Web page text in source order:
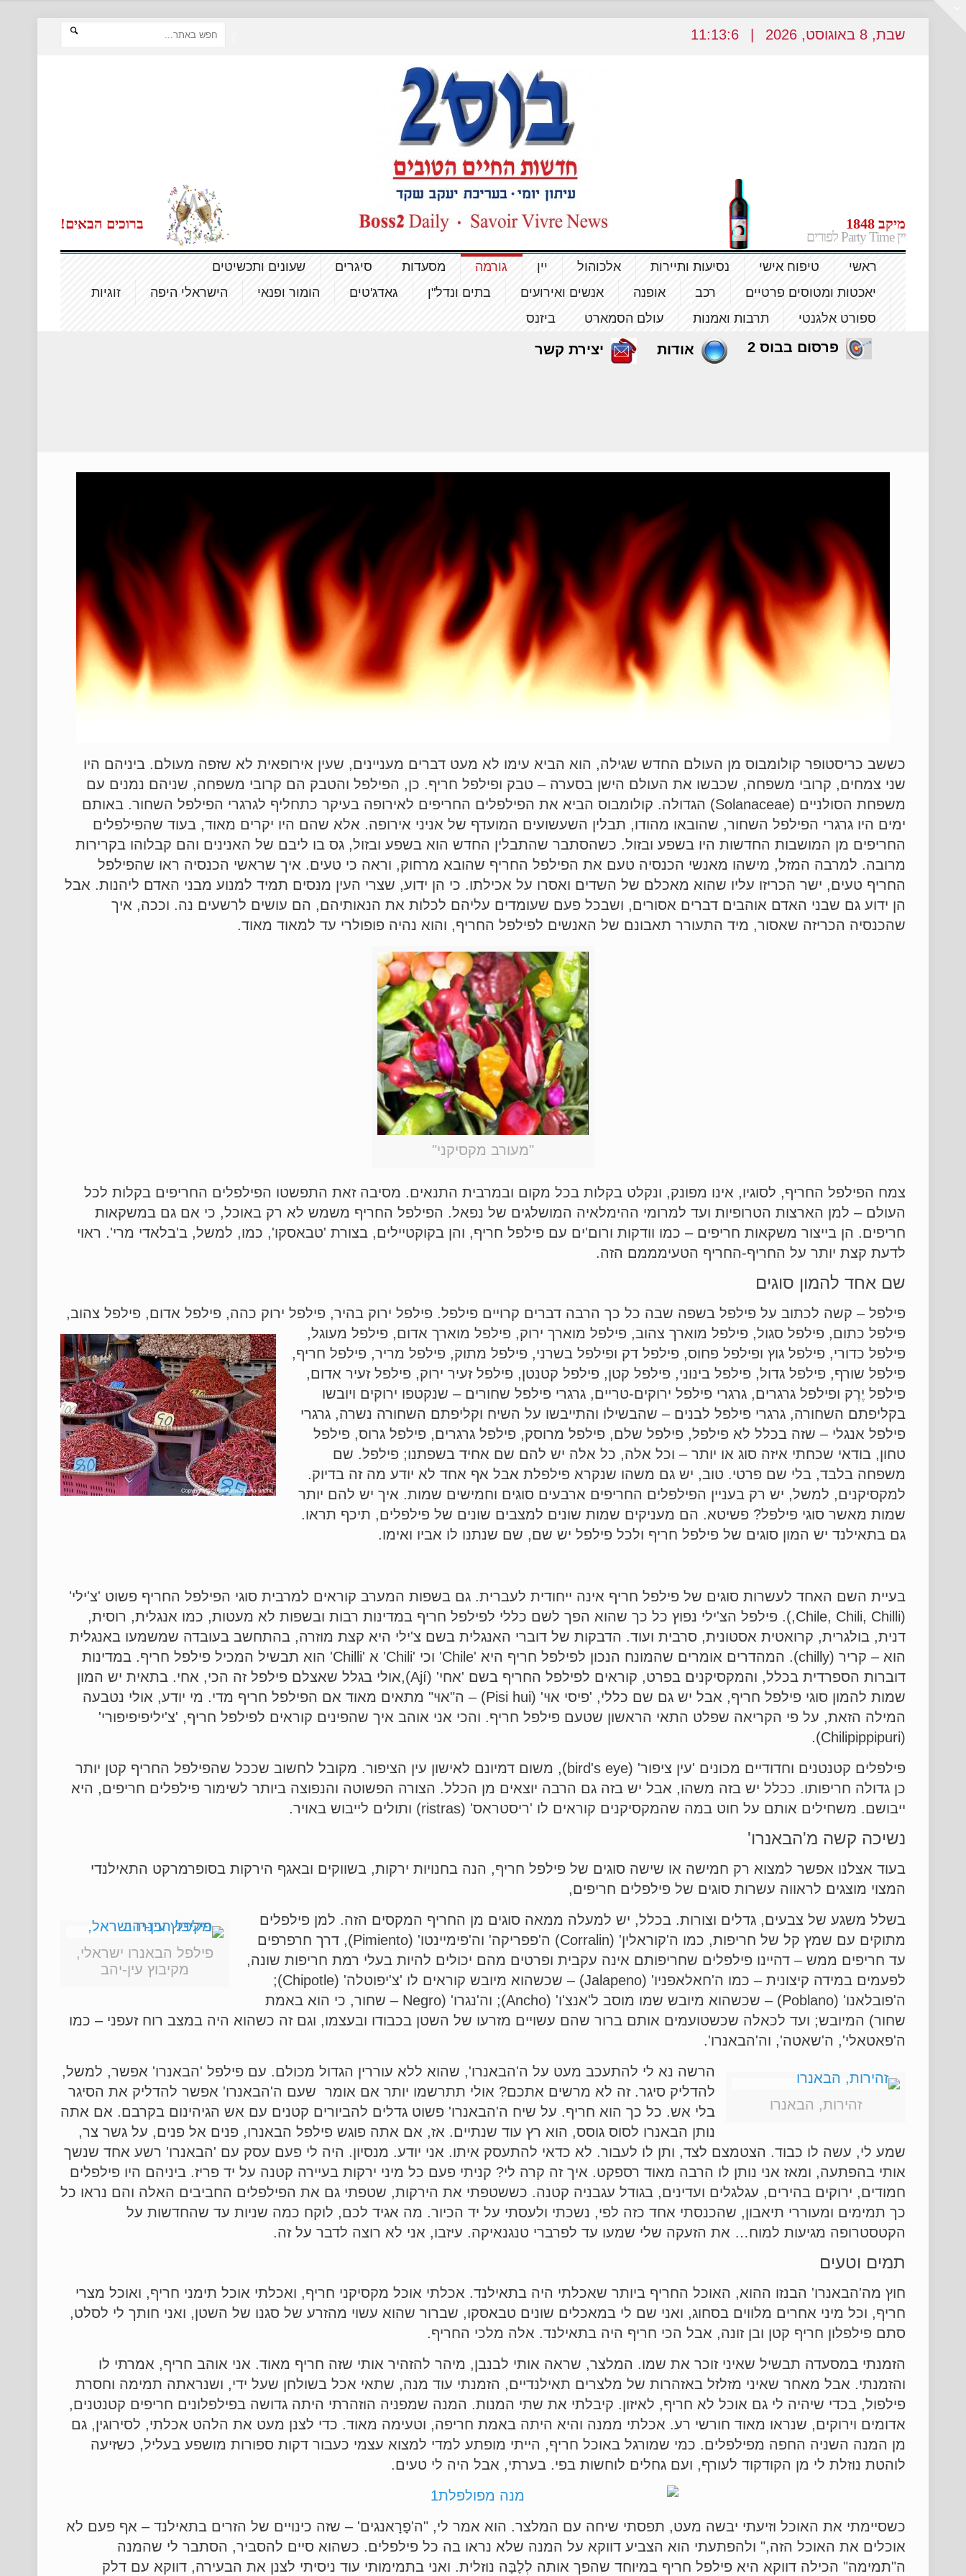
שבת, 8 באוגוסט, 2026
:13:8
ברוכים הבאים! מיקב 1848
יין Party Time לפורים
ראשי טיפוח אישי נסיעות ותיירות אלכוהול יין גורמה מסעדות סיגרים
שעונים ותכשיטים
יאכטות ומטוסים פרטיים
רכב אופנה אנשים ואירועים בתים ונדל"ן גאדג'טים הומור ופנאי הישראלי היפה
זוגיות
ספורט אלגנטי
תרבות ואמנות עולם הסמארט ביזנס
פרסום בבוס 2 אודות יצירת קשר
כששב כריסטופר קולומבוס מן העולם החדש שגילה, הוא הביא עימו לא מעט דברים מעניינים, שעין אירופאית לא שזפה מעולם. ביניהם היו
שני צמחים, קרובי משפחה, שכבשו את העולם הישן בסערה – טבק ופילפל חריף. כן, הפילפל והטבק הם קרובי משפחה, שניהם נמנים עם
משפחת הסולניים (Solanaceae) הגדולה. קולומבוס הביא את הפילפלים החריפים לאירופה בעיקר כתחליף לגרגרי הפילפל השחור. באותם
ימים היו גרגרי הפילפל השחור, שהובאו מהודו, תבלין השעשועים המועדף של אניני אירופה. אלא שהם היו יקרים מאוד, בעוד שהפילפלים
החריפים מן המושבות החדשות היו בשפע ובזול. כשהסתבר שהתבלין החדש הוא בשפע ובזול, גס בו ליבם של האנינים והם קבלוהו בקרירות
מרובה. למרבה המזל, מישהו מאנשי הכנסיה טעם את הפילפל החריף שהובא מרחוק, וראה כי טעים. איך שראשי הכנסיה ראו שהפילפל
החריף טעים, ישר הכריזו עליו שהוא מאכלם של השדים ואסרו על אכילתו. כי הן ידוע, שצרי העין מנסים תמיד למנוע מבני האדם ליהנות. אבל
הן ידוע גם שבני האדם אוהבים דברים אסורים, ושבכל פעם שעומדים עליהם לכלות את הנאותיהם, הם עושים לרשעים נה. וככה, איך
שהכנסיה הכריזה שאסור, מיד התעורר תאבונם של האנשים לפילפל החריף, והוא נהיה פופולרי עד למאוד מאוד.
"מעורב מקסיקני"
צמח הפילפל החריף, לסוגיו, אינו מפונק, ונקלט בקלות בכל מקום ובמרבית התנאים. מסיבה זאת התפשטו הפילפלים החריפים בקלות לכל
העולם – למן הארצות הטרופיות ועד למרומי ההימלאיה המושלגים של נפאל. הפילפל החריף משמש לא רק באוכל, כי אם גם במשקאות
חריפים. הן בייצור משקאות חריפים – כמו וודקות ורום'ים עם פילפל חריף, והן בקוקטיילים, בצורת 'טבאסקו', כמו, למשל, ב'בלאדי מרי'. ראוי
לדעת קצת יותר על החריף-החריף הטעימממם הזה.
שם אחד להמון סוגים
פילפל – קשה לכתוב על פילפל בשפה שבה כל כך הרבה דברים קרויים פילפל. פילפל ירוק בהיר, פילפל ירוק כהה, פילפל אדום, פילפל צהוב,
פילפל כתום, פילפל סגול, פילפל מוארך צהוב, פילפל מוארך ירוק, פילפל מוארך אדום, פילפל מעוגל,
פילפל כדורי, פילפל גוץ ופילפל פחוס, פילפל דק ופילפל בשרני, פילפל מתוק, פילפל מריר, פילפל חריף,
פילפל שורף, פילפל גדול, פילפל בינוני, פילפל קטן, פילפל קטנטן, פילפל זעיר ירוק, פילפל זעיר אדום,
פילפל יֶרֶק ופילפל גרגרים, גרגרי פילפל ירוקים-טריים, גרגרי פילפל שחורים – שנקטפו ירוקים ויובשו
בקליפתם השחורה, גרגרי פילפל לבנים – שהבשילו והתייבשו על השיח וקליפתם השחורה נשרה, גרגרי
פילפל אנגלי – שזה בכלל לא פילפל, פילפל שלם, פילפל מרוסק, פילפל גרגרים, פילפל גרוס, פילפל
טחון, בודאי שכחתי איזה סוג או יותר – וכל אלה, כל אלה יש להם שם אחיד בשפתנו; פילפל. שם
משפחה בלבד, בלי שם פרטי. טוב, יש גם משהו שנקרא פילפלת אבל אף אחד לא יודע מה זה בדיוק.
למקסיקנים, למשל, יש רק בעניין הפילפלים החריפים ארבעים סוגים וחמישים שמות. איך יש להם יותר
שמות מאשר סוגי פילפל? פשיטא. הם מעניקים שמות שונים למצבים שונים של פילפלים, תיכף תראו.
גם בתאילנד יש המון סוגים של פילפל חריף ולכל פילפל יש שם, שם שנתנו לו אביו ואימו.
בעיית השם האחד לעשרות סוגים של פילפל חריף אינה ייחודית לעברית. גם בשפות המערב קוראים למרבית סוגי הפילפל החריף פשוט 'צ'ילי'
(Chile, Chili, Chilli,). פילפל הצ'ילי נפוץ כל כך שהוא הפך לשם כללי לפילפל חריף במדינות רבות ובשפות לא מעטות, כמו אנגלית, רוסית,
דנית, בולגרית, קרואטית אסטונית, סרבית ועוד. הדבקות של דוברי האנגלית בשם צ'ילי היא קצת מוזרה, בהתחשב בעובדה שמשמעו באנגלית
הוא – קריר (chilly). המהדרים אומרים שהמונח הנכון לפילפל חריף היא 'Chile' וכי 'Chili' א 'Chilli' הוא תבשיל המכיל פילפל חריף. במדינות
דוברות הספרדית בכלל, והמקסיקנים בפרט, קוראים לפילפל החריף בשם 'אחי' (Ají),אולי בגלל שאצלם פילפל זה הכי, אחי. בתאית יש המון
שמות להמון סוגי פילפל חריף, אבל יש גם שם כללי, 'פיסי אוּי' (Pisi hui) – ה"אוּי" מתאים מאוד אם הפילפל חריף מדי. מי יודע, אולי נטבעה
המילה הזאת, על פי הקריאה שפלט התאי הראשון שטעם פילפל חריף. והכי אני אוהב איך שהפינים קוראים לפילפל חריף, 'צ'יליפיפיפורי'
(Chilipippipuri).
פילפלים קטנטנים וחדודיים מכונים 'עין ציפור' (bird's eye), משום דמיונם לאישון עין הציפור. מקובל לחשוב שככל שהפילפל החריף קטן יותר
כן גדולה חריפותו. ככלל יש בזה משהו, אבל יש בזה גם הרבה יוצאים מן הכלל. הצורה הפשוטה והנפוצה ביותר לשימור פילפלים חריפים, היא
ייבושם. משחילים אותם על חוט במה שהמקסיקנים קוראים לו 'ריסטראס' (ristras) ותולים לייבוש באויר.
נשיכה קשה מ'הבאנרו'
בעוד אצלנו אפשר למצוא רק חמישה או שישה סוגים של פילפל חריף, הנה בחנויות ירקות, בשווקים ובאגף הירקות בסופרמרקט התאילנדי
המצוי מוצגים לראווה עשרות סוגים של פילפלים חריפים,
פילפל הבאנרו ישראלי,
מקיבוץ עין-יהב
בשלל משגע של צבעים, גדלים וצורות. בכלל, יש למעלה ממאה סוגים מן החריף המקסים הזה. למן פילפלים
מתוקים עם שמץ קל של חריפות, כמו ה'קוראלין' (Corralin) ה'פפריקה' וה'פימיינטו' (Pimiento), דרך חרפרפים
עד חריפים ממש – דהיינו פילפלים שחריפותם אינה עקבית ופרטים מהם יכולים להיות בעלי רמת חריפות שונה,
לפעמים במידה קיצונית – כמו ה'חאלאפניו' (Jalapeno) – שכשהוא מיובש קוראים לו 'צ'יפוטלה' (Chipotle);
ה'פובלאנו' (Poblano) – שכשהוא מיובש שמו מוסב ל'אנצ'ו' (Ancho); וה'נגרו' (Negro – שחור, כי הוא באמת
שחור) המיובש; ועד לכאלה שכשטועמים אותם ברור שהם עשויים מזרעו של השטן בכבודו ובעצמו, וגם זה כשהוא היה במצב רוח זעפני – כמו
ה'פאטאלי', ה'שאטה', וה'הבאנרו'.
זהירות, הבאנרו
הרשה נא לי להתעכב מעט על ה'הבאנרו', שהוא ללא עוררין הגדול מכולם. עם פילפל 'הבאנרו' אפשר, למשל,
להדליק סיגר. זה לא מרשים אתכם? אולי תתרשמו יותר אם אומר שעם ה'הבאנרו' אפשר להדליק את הסיגר
בלי אש. כל כך הוא חריף. על שיח ה'הבאנרו' פשוט גדלים להביורים קטנים עם אש הגיהינום בקרבם. אם אתה
נותן הבאנרו לסוס גוסס, הוא רץ עוד שנתיים. אז, אם אתה פוגש פילפל הבאנרו, פנים אל פנים, על גשר צר,
שמע לי, עשה לו כבוד. הצטמצם לצד, ותן לו לעבור. לא כדאי להתעסק איתו. אני יודע. מנסיון. היה לי פעם עסק עם 'הבאנרו' רשע אחד שנשך
אותי בהפתעה, ומאז אני נותן לו הרבה מאוד רספקט. איך זה קרה לי? קניתי פעם כל מיני ירקות בעיירה קטנה על יד פריז. ביניהם היו פילפלים
חמודים, ירוקים בהירים, עגלגלים ועדינים, בגודל עגבניה קטנה. כששטפתי את הירקות, שטפתי גם את הפילפלים החביבים האלה והם נראו כל
כך תמימים ומעוררי תיאבון, שהכנסתי אחד כזה לפי, נשכתי ולעסתי על יד הכיור. מה אגיד לכם, לוקח כמה שניות עד שהחדשות על
הקטסטרופה מגיעות למוח… את הזעקה שלי שמעו עד לפרברי טנגנאיקה. עיזבו, אני לא רוצה לדבר על זה.
תמים וטעים
חוץ מה'הבאנרו' הבנזו ההוא, האוכל החריף ביותר שאכלתי היה בתאילנד. אכלתי אוכל מקסיקני חריף, ואכלתי אוכל תימני חריף, ואוכל מצרי
חריף, וכל מיני אחרים מלווים בסחוג, ואני שם לי במאכלים שונים טבאסקו, שברור שהוא עשוי מהזרע של סגנו של השטן, ואני חותך לי לסלט,
סתם פילפלון חריף קטן ובן זונה, אבל הכי חריף היה בתאילנד. אלה מלכי החריף.
הזמנתי במסעדה תבשיל שאיני זוכר את שמו. המלצר, שראה אותי לבנבן, מיהר להזהיר אותי שזה חריף מאוד. אני אוהב חריף, אמרתי לו
והזמנתי. אבל מאחר שאיני מזלזל באזהרות של מלצרים תאילנדיים, הזמנתי עוד מנה, שתאי אכל בשולחן שעל ידי, ושנראתה תמימה וחסרת
פילפול, בכדי שיהיה לי גם אוכל לא חריף, לאיזון. קיבלתי את שתי המנות. המנה שמפניה הוזהרתי היתה גדושה בפילפלונים חריפים קטנטנים,
אדומים וירוקים, שנראו מאוד חורשי רע. אכלתי ממנה והיא היתה באמת חריפה, וטעימה מאוד. כדי לצנן מעט את הלהט אכלתי, לסירוגין, גם
מן המנה השניה החפה מפילפלים. כמי שמורגל באוכל חריף, הייתי מופתע למדי למצוא עצמי כעבור דקות ספורות מושפע בעליל, כשזיעה
לוהטת נוזלת לי מן הקודקוד לעורף, ועם גחלים לוחשות בפי. בערתי, אבל היה לי טעים.
כשסיימתי את האוכל וזיעתי יבשה מעט, תפסתי שיחה עם המלצר. הוא אמר לי, "ה'פָרָאנגים' – שזה כינויים של הזרים בתאילנד – אף פעם לא
אוכלים את האוכל הזה," ולהפתעתי הוא הצביע דווקא על המנה שלא נראו בה כל פילפלים. כשהוא סיים להסביר, הסתבר לי שהמנה
ה"תמימה" הכילה דווקא היא פילפל חריף במיוחד שהפך אותה לְלָבָּה נוזלית. ואני בתמימותי עוד ניסיתי לצנן את הבעירה, דווקא עם דלק